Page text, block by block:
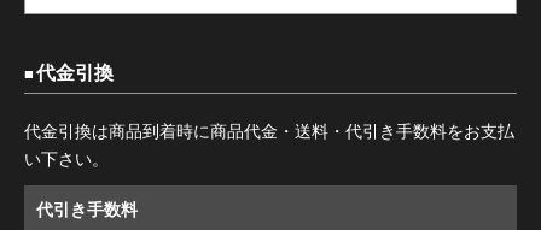
代金引換
代金引換は商品到着時に商品代金・送料・代引き手数料をお支払
い下さい。
代引き手数料